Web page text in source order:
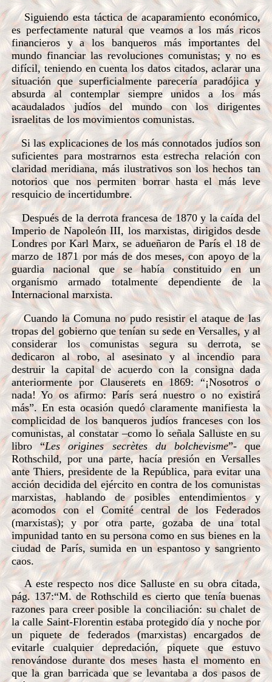
Siguiendo esta táctica de acaparamiento económico,
es perfectamente natural que veamos a los más ricos
financieros y a los banqueros más importantes del
mundo financiar las revoluciones comunistas; y no es
difícil, teniendo en cuenta los datos citados, aclarar una
situación que superficialmente parecería paradójica y
absurda al contemplar siempre unidos a los más
acaudalados judíos del mundo con los dirigentes
israelitas de los movimientos comunistas.
Si las explicaciones de los más connotados judíos son
suficientes para mostrarnos esta estrecha relación con
claridad meridiana, más ilustrativos son los hechos tan
notorios que nos permiten borrar hasta el más leve
resquicio de incertidumbre.
Después de la derrota francesa de 1870 y la caída del
Imperio de Napoleón III, los marxistas, dirigidos desde
Londres por Karl Marx, se adueñaron de París el 18 de
marzo de 1871 por más de dos meses, con apoyo de la
guardia nacional que se había constituido en un
organismo armado totalmente dependiente de la
Internacional marxista.
Cuando la Comuna no pudo resistir el ataque de las
tropas del gobierno que tenían su sede en Versalles, y al
considerar los comunistas segura su derrota, se
dedicaron al robo, al asesinato y al incendio para
destruir la capital de acuerdo con la consigna dada
anteriormente por Clauserets en 1869:“¡Nosotros o
nada! Yo os afirmo: París será nuestro o no existirá
más”. En esta ocasión quedó claramente manifiesta la
complicidad de los banqueros judíos franceses con los
comunistas, al constatar –como lo señala Salluste en su
libro “Les origines secrètes du bolchevisme”- que
Rothschild, por una parte, hacía presión en Versalles
ante Thiers, presidente de la República, para evitar una
acción decidida del ejército en contra de los comunistas
marxistas, hablando de posibles entendimientos y
acomodos con el Comité central de los Federados
(marxistas); y por otra parte, gozaba de una total
impunidad tanto en su persona como en sus bienes en la
ciudad de París, sumida en un espantoso y sangriento
caos.
A este respecto nos dice Salluste en su obra citada,
pág. 137:“M. de Rothschild es cierto que tenía buenas
razones para creer posible la conciliación: su chalet de
la calle Saint-Florentin estaba protegido día y noche por
un piquete de federados (marxistas) encargados de
evitarle cualquier depredación, piquete que estuvo
renovándose durante dos meses hasta el momento en
que la gran barricada que se levantaba a dos pasos de